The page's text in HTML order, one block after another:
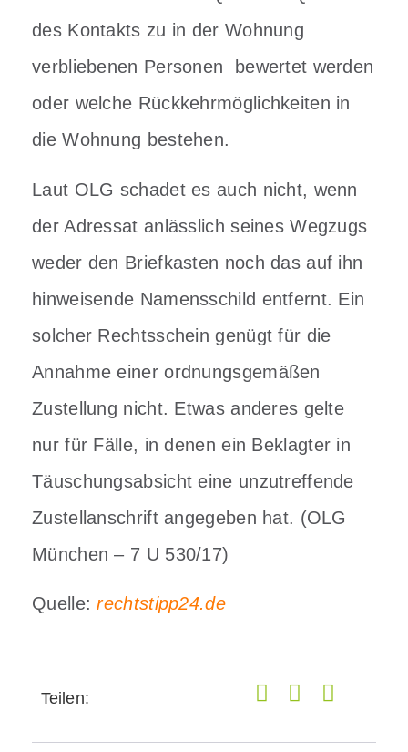
des Kontakts zu in der Wohnung
verbliebenen Personen bewertet werden
oder welche Rückkehrmöglichkeiten in
die Wohnung bestehen.
Laut OLG schadet es auch nicht, wenn
der Adressat anlässlich seines Wegzugs
weder den Briefkasten noch das auf ihn
hinweisende Namensschild entfernt. Ein
solcher Rechtsschein genügt für die
Annahme einer ordnungsgemäßen
Zustellung nicht. Etwas anderes gelte
nur für Fälle, in denen ein Beklagter in
Täuschungsabsicht eine unzutreffende
Zustellanschrift angegeben hat. (OLG
München – 7 U 530/17)
Quelle:rechtstipp24.de
Teilen: